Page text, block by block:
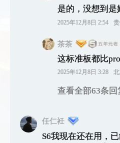
是的，没想到是
2025年12月8日 2:54 贵
茶茶
这标准板都比
2025年12月8日 3:28
查看全部63条回
任仁衽
S6我现在还在用，